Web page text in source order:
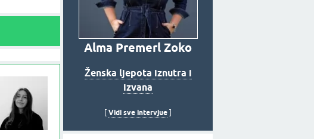
Alma Premerl Zoko
Ženska ljepota iznutra i
izvana
Vidi sve intervjue